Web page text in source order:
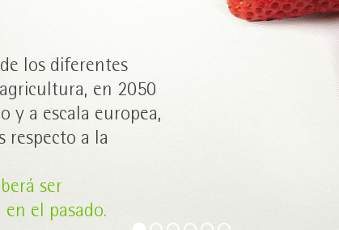
los diferentes
en 2050
y a escala europea,
respecto a la
ser
el pasado.